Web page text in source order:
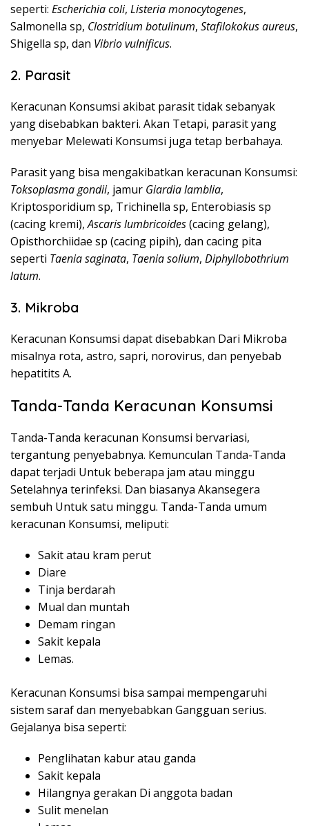
seperti: Escherichia coli, Listeria monocytogenes,
Salmonella sp, Clostridium botulinum, Stafilokokus aureus,
Shigella sp, dan Vibrio vulnificus.
2. Parasit
Keracunan Konsumsi akibat parasit tidak sebanyak
yang disebabkan bakteri. Akan Tetapi, parasit yang
menyebar Melewati Konsumsi juga tetap berbahaya.
Parasit yang bisa mengakibatkan keracunan Konsumsi:
Toksoplasma gondii, jamur Giardia lamblia,
Kriptosporidium sp, Trichinella sp, Enterobiasis sp
(cacing kremi),Ascaris lumbricoides(cacing gelang),
Opisthorchiidae sp (cacing pipih), dan cacing pita
seperti Taenia saginata, Taenia solium, Diphyllobothrium
latum.
3. Mikroba
Keracunan Konsumsi dapat disebabkan Dari Mikroba
misalnya rota, astro, sapri, norovirus, dan penyebab
hepatitits A.
Tanda-Tanda Keracunan Konsumsi
Tanda-Tanda keracunan Konsumsi bervariasi,
tergantung penyebabnya. Kemunculan Tanda-Tanda
dapat terjadi Untuk beberapa jam atau minggu
Setelahnya terinfeksi. Dan biasanya Akansegera
sembuh Untuk satu minggu. Tanda-Tanda umum
keracunan Konsumsi, meliputi:
Sakit atau kram perut
Diare
Tinja berdarah
Mual dan muntah
Demam ringan
Sakit kepala
Lemas.
Keracunan Konsumsi bisa sampai mempengaruhi
sistem saraf dan menyebabkan Gangguan serius.
Gejalanya bisa seperti:
Penglihatan kabur atau ganda
Sakit kepala
Hilangnya gerakan Di anggota badan
Sulit menelan